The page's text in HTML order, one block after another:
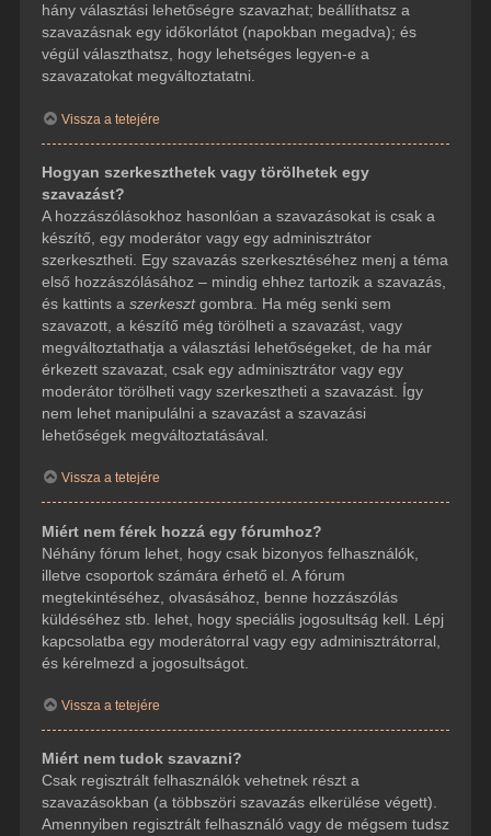
hány választási lehetőségre szavazhat; beállíthatsz a
szavazásnak egy időkorlátot (napokban megadva); és
végül választhatsz, hogy lehetséges legyen-e a
szavazatokat megváltoztatatni.
Vissza a tetejére
Hogyan szerkeszthetek vagy törölhetek egy
szavazást?
A hozzászólásokhoz hasonlóan a szavazásokat is csak a
készítő, egy moderátor vagy egy adminisztrátor
szerkesztheti. Egy szavazás szerkesztéséhez menj a téma
első hozzászólásához – mindig ehhez tartozik a szavazás,
és kattints a szerkesztgombra. Ha még senki sem
szavazott, a készítő még törölheti a szavazást, vagy
megváltoztathatja a választási lehetőségeket, de ha már
érkezett szavazat, csak egy adminisztrátor vagy egy
moderátor törölheti vagy szerkesztheti a szavazást. Így
nem lehet manipulálni a szavazást a szavazási
lehetőségek megváltoztatásával.
Vissza a tetejére
Miért nem férek hozzá egy fórumhoz?
Néhány fórum lehet, hogy csak bizonyos felhasználók,
illetve csoportok számára érhető el. A fórum
megtekintéséhez, olvasásához, benne hozzászólás
küldéséhez stb. lehet, hogy speciális jogosultság kell. Lépj
kapcsolatba egy moderátorral vagy egy adminisztrátorral,
és kérelmezd a jogosultságot.
Vissza a tetejére
Miért nem tudok szavazni?
Csak regisztrált felhasználók vehetnek részt a
szavazásokban (a többszöri szavazás elkerülése végett).
Amennyiben regisztrált felhasználó vagy de mégsem tudsz